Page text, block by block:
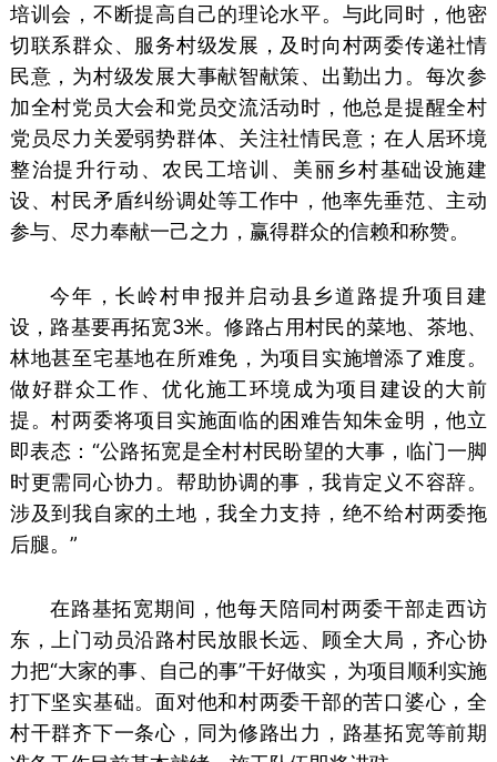
培训会，不断提高自己的理论水平。与此同时，他密
切联系群众、服务村级发展，及时向村两委传递社情
民意，为村级发展大事献智献策、出勤出力。每次参
加全村党员大会和党员交流活动时，他总是提醒全村
党员尽力关爱弱势群体、关注社情民意；在人居环境
整治提升行动、农民工培训、美丽乡村基础设施建
设、村民矛盾纠纷调处等工作中，他率先垂范、主动
参与、尽力奉献一己之力，赢得群众的信赖和称赞。
今年，长岭村申报并启动县乡道路提升项目建
设，路基要再拓宽3米。修路占用村民的菜地、茶地、
林地甚至宅基地在所难免，为项目实施增添了难度。
做好群众工作、优化施工环境成为项目建设的大前
提。村两委将项目实施面临的困难告知朱金明，他立
即表态：“公路拓宽是全村村民盼望的大事，临门一脚
时更需同心协力。帮助协调的事，我肯定义不容辞。
涉及到我自家的土地，我全力支持，绝不给村两委拖
后腿。”
在路基拓宽期间，他每天陪同村两委干部走西访
东，上门动员沿路村民放眼长远、顾全大局，齐心协
力把“大家的事、自己的事”干好做实，为项目顺利实施
打下坚实基础。面对他和村两委干部的苦口婆心，全
村干群齐下一条心，同为修路出力，路基拓宽等前期